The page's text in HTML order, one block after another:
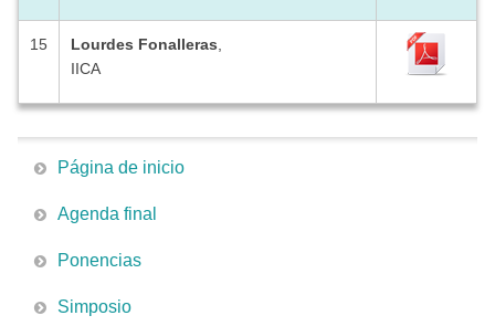
15 Lourdes Fonalleras
IICA
Página de inicio
Agenda final
Ponencias
Simposio